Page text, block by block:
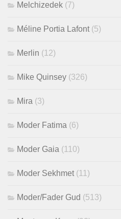
Melchizedek (7)
Méline Portia Lafont(5)
Merlin (12)
Mike Quinsey (326)
Mira (3)
Moder Fatima (6)
Moder Gaia (110)
Moder Sekhmet(11)
Moder/Fader Gud (513)